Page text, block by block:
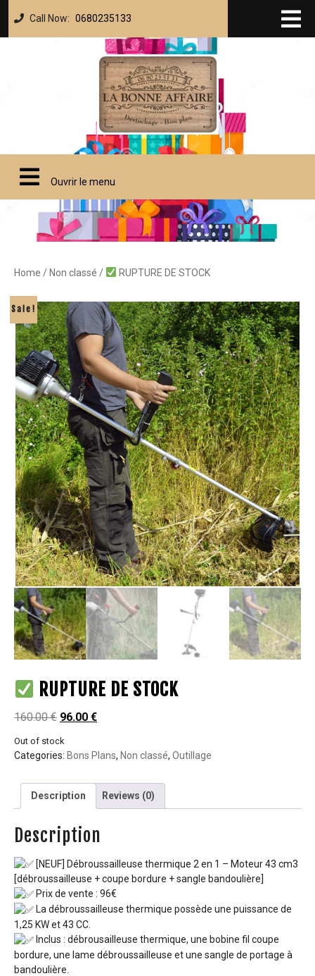
Call Now: 0680235133
Ouvrir le menu
Home / Non classé / RUPTURE DE STOCK
Sale!
RUPTURE DE STOCK
160.00€ 96.00 €
Out of stock
Categories: Bons Plans, Non classé, Outillage
Description Reviews (0)
Description
[NEUF] Débroussailleuse thermique 2 en 1 – Moteur 43 cm3
[débroussailleuse + coupe bordure + sangle bandoulière]
Prix de vente : 96€
La débroussailleuse thermique possède une puissance de
1,25 KW et 43 CC.
Inclus : débrousailleuse thermique, une bobine fil coupe
bordure, une lame débroussailleuse et une sangle de portage à
bandoulière.